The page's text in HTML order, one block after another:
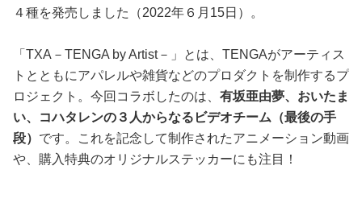
４種を発売しました（2022年６月15日）。
「TXA－TENGA by Artist－」とは、TENGAがアーティス
トとともにアパレルや雑貨などのプロダクトを制作するプ
ロジェクト。今回コラボしたのは、 有坂亜由夢、おいたま
い、コハタレンの３人からなるビデオチーム（最後の手
段） です。これを記念して制作されたアニメーション動画
や、購入特典のオリジナルステッカーにも注目！